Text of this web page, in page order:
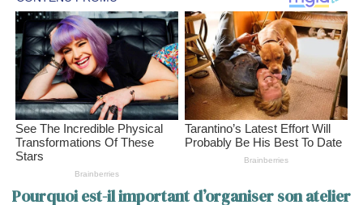
Pourquoi est-il important d’organiser son atelier